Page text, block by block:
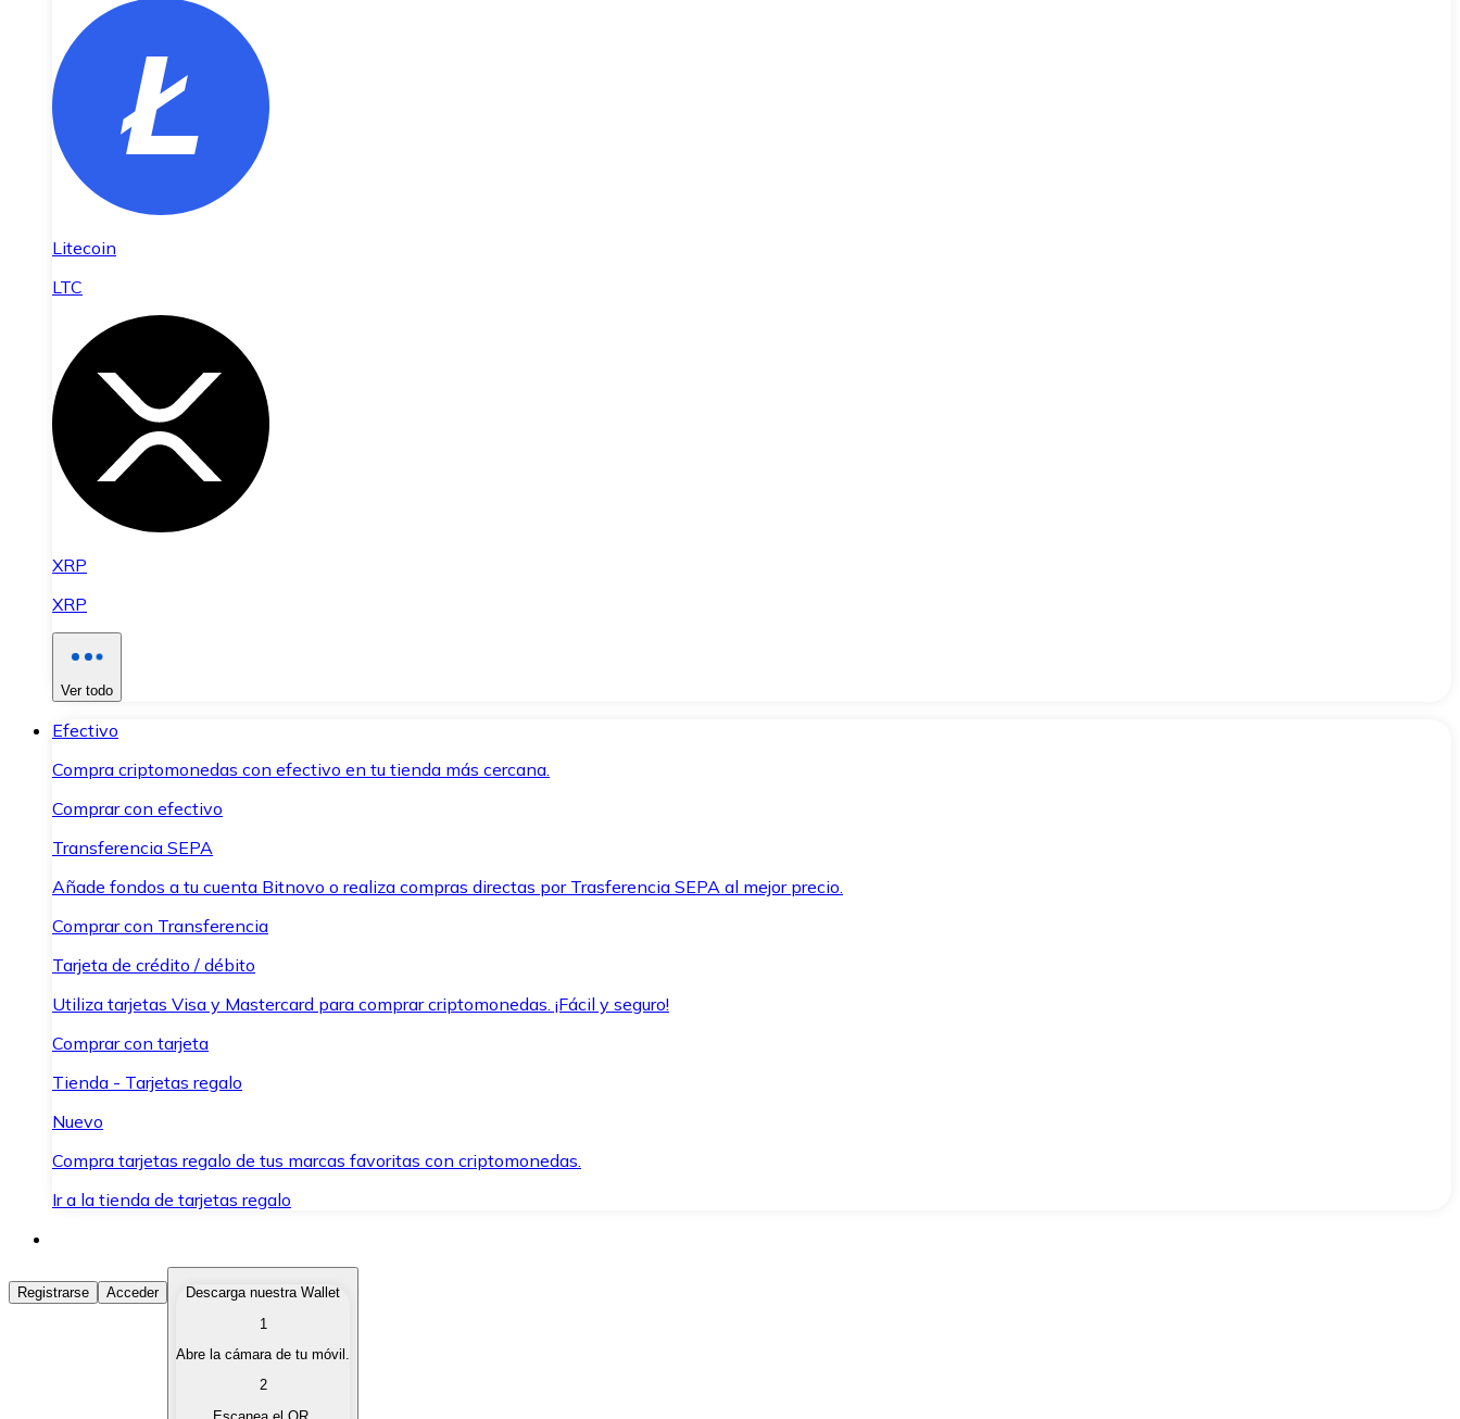
Litecoin
LTC
XRP
XRP
Ver todo
Efectivo
Compra criptomonedas con efectivo en tu tienda más cercana.
Comprar con efectivo
Transferencia SEPA
Añade fondos a tu cuenta Bitnovo o realiza compras directas por Trasferencia SEPA al mejor precio.
Comprar con Transferencia
Tarjeta de crédito / débito
Utiliza tarjetas Visa y Mastercard para comprar criptomonedas. ¡Fácil y seguro!
Comprar con tarjeta
Tienda - Tarjetas regalo
Nuevo
Compra tarjetas regalo de tus marcas favoritas con criptomonedas.
Ir a la tienda de tarjetas regalo
Comprar Criptomonedas
Compra criptomonedas con diferentes métodos de pago.
Vende tus criptomonedas de forma rápida y segura.
Registrarse Acceder
Descarga nuestra Wallet
1
Abre la cámara de tu móvil.
2